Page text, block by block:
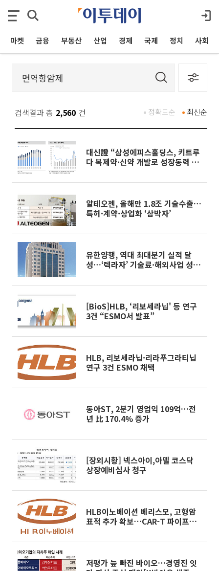
마켓 금융 부동산 산업 경제 국제 정치 사회
검색결과 총 2,560 건 최신순
정확도순
대신證 “삼성에피스홀딩스, 키트루
다 복제약·신약 개발로 성장동력 확
알테오젠, 올해만 1.8조 기술수출…
특허·계약·상업화 ‘삼박자’
유한양행, 역대 최대분기 실적 달
성…‘렉라자’ 기술료·해외사업 성장
[BioS]HLB, ‘리보세라닙' 등 연구
3건 “ESMO서 발표”
HLB, 리보세라닙·리라푸그라티닙
연구 3건 ESMO 채택
동아ST, 2분기 영업익 109억…전
년 比 170.4% 증가
[장외시황] 넥스아이,아델 코스닥
상장예비심사 청구
HLB이노베이션 베리스모, 고형암
표적 추가 확보…CAR-T 파이프라
저평가 늪 빠진 바이오…경영진 잇